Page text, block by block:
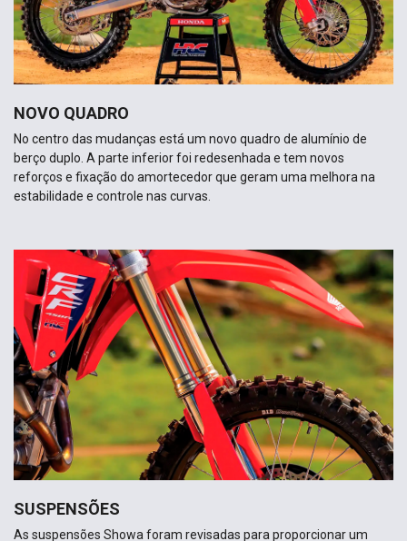
NOVO QUADRO
No centro das mudanças está um novo quadro de alumínio de
berço duplo. A parte inferior foi redesenhada e tem novos
reforços e fixação do amortecedor que geram uma melhora na
estabilidade e controle nas curvas.
SUSPENSÕES
As suspensões Showa foram revisadas para proporcionar um